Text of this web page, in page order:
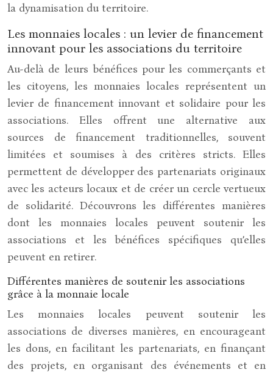
la dynamisation du territoire.
Les monnaies locales : un levier de financement
innovant pour les associations du territoire
Au-delà de leurs bénéfices pour les commerçants et
les citoyens, les monnaies locales représentent un
levier de financement innovant et solidaire pour les
associations. Elles offrent une alternative aux
sources de financement traditionnelles, souvent
limitées et soumises à des critères stricts. Elles
permettent de développer des partenariats originaux
avec les acteurs locaux et de créer un cercle vertueux
de solidarité. Découvrons les différentes manières
dont les monnaies locales peuvent soutenir les
associations et les bénéfices spécifiques qu’elles
peuvent en retirer.
Différentes manières de soutenir les associations
grâce à la monnaie locale
Les monnaies locales peuvent soutenir les
associations de diverses manières, en encourageant
les dons, en facilitant les partenariats, en finançant
des projets, en organisant des événements et en